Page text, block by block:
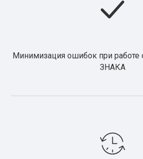
Минимизация ошибок при работе
ЗНАКА